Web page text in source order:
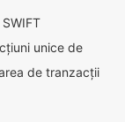
unice de
de tranzacții